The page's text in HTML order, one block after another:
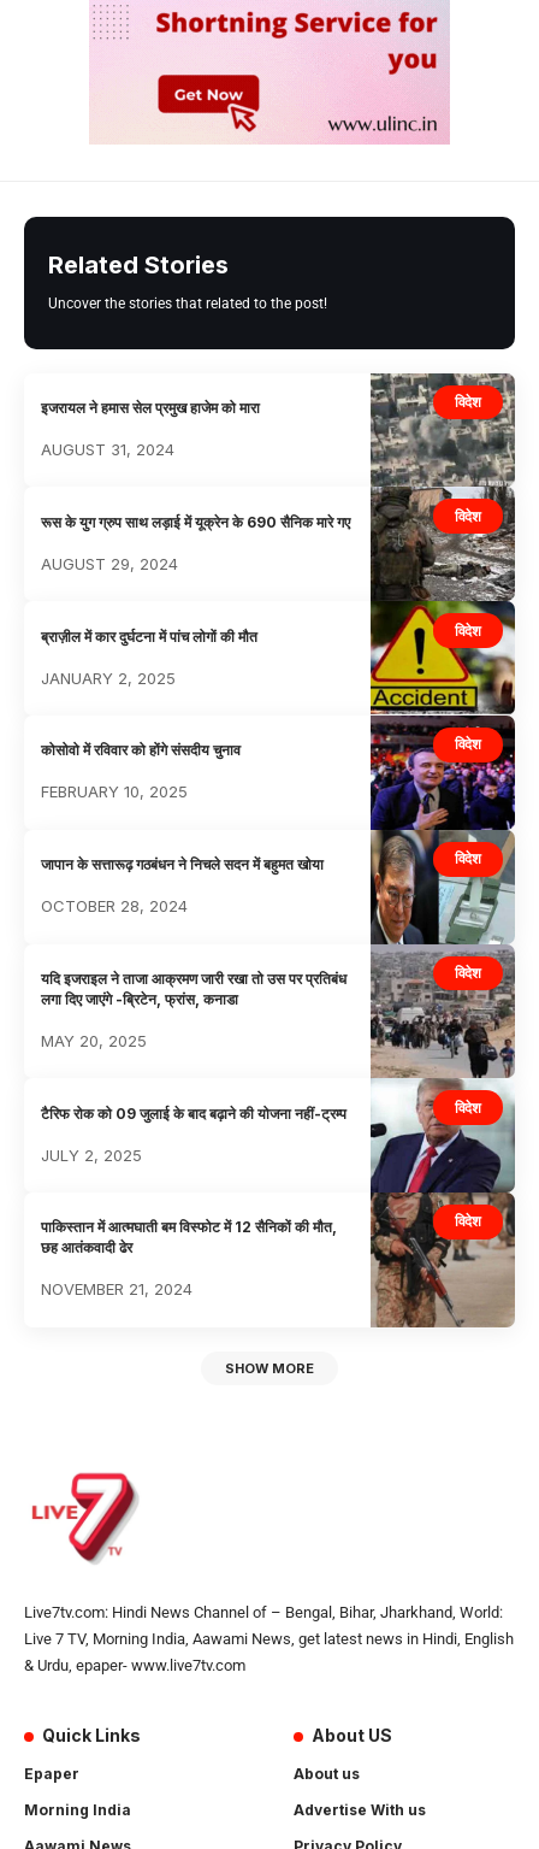
Related Stories
Uncover the stories that related to the post!
विदेश
इजरायल ने हमास सेल प्रमुख हाजेम को मारा
AUGUST 31, 2024
विदेश
रूस के युग ग्रुप साथ लड़ाई में यूक्रेन के 690 सैनिक मारे गए
AUGUST 29, 2024
विदेश
ब्राज़ील में कार दुर्घटना में पांच लोगों की मौत
JANUARY 2, 2025
विदेश
कोसोवो में रविवार को होंगे संसदीय चुनाव
FEBRUARY 10, 2025
विदेश
जापान के सत्तारूढ़ गठबंधन ने निचले सदन में बहुमत खोया
OCTOBER 28, 2024
विदेश
यदि इजराइल ने ताजा आक्रमण जारी रखा तो उस पर प्रतिबंध
लगा दिए जाएंगे -ब्रिटेन, फ्रांस, कनाडा
MAY 20, 2025
विदेश
टैरिफ रोक को 09 जुलाई के बाद बढ़ाने की योजना नहीं-ट्रम्प
JULY 2, 2025
विदेश
पाकिस्तान में आत्मघाती बम विस्फोट में 12 सैनिकों की मौत,
छह आतंकवादी ढेर
NOVEMBER 21, 2024
SHOW MORE
Live7tv.com: Hindi News Channel of – Bengal, Bihar, Jharkhand, World:
Live 7 TV, Morning India, Aawami News, get latest news in Hindi, English
& Urdu, epaper- www.live7tv.com
Quick Links
Epaper
Morning India
About US
About us
Advertise With us